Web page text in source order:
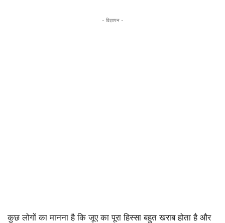
- विज्ञापन -
कुछ लोगों का मानना है कि जूए का पूरा हिस्सा बहुत खराब होता है और